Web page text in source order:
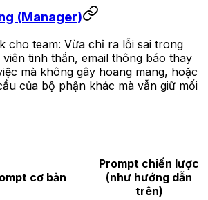
(Manager)
cho team: Vừa chỉ ra lỗi sai trong
tinh thần, email thông báo thay
mà không gây hoang mang, hoặc
của bộ phận khác mà vẫn giữ mối
cơ bản
Prompt chiến lược
(như hướng dẫn
trên)